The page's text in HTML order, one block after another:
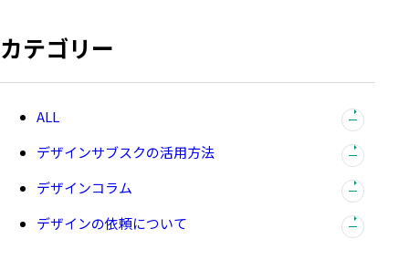
カテゴリー
の
事
を
デザインサブスクの活用方法
デザインコラム
デザインの依頼について